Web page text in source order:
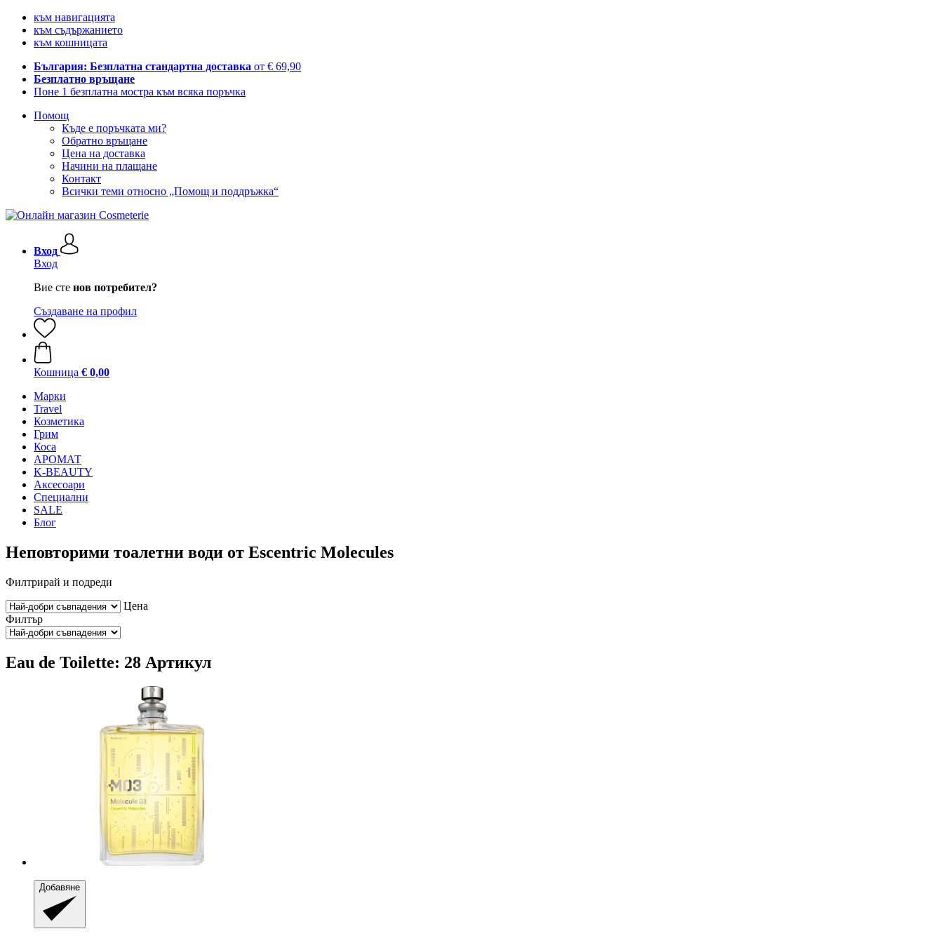
към навигацията
към съдържанието
към кошницата
България: Безплатна стандартна доставка от € 69,90
Безплатно връщане
Поне 1 безплатна мостра към всяка поръчка
Помощ
Къде е поръчката ми?
Обратно връщане
Цена на доставка
Начини на плащане
Контакт
Всички теми относно „Помощ и поддръжка“
Вход
Вход
Вие сте нов потребител?
Създаване на профил
Кошница € 0,00
Mарки
Travel
Козметика
Грим
Коса
АРОМАТ
K-BEAUTY
Аксесоари
Специални
SALE
Блог
Неповторими тоалетни води от Escentric Molecules
Филтрирай и подреди
Цена
Филтър
Eau de Toilette: 28 Артикул
Добавяне